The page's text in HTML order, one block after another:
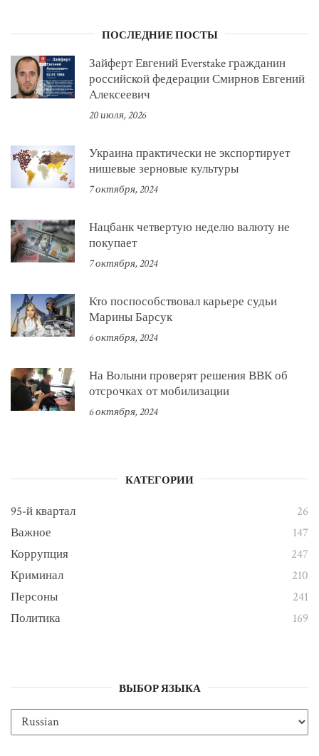
ПОСЛЕДНИЕ ПОСТЫ
Зайферт Евгений Everstake гражданин
российской федерации Смирнов Евгений
Алексеевич
20 июля, 2026
Украина практически не экспортирует
нишевые зерновые культуры
7 октября, 2024
Нацбанк четвертую неделю валюту не
покупает
7 октября, 2024
Кто поспособствовал карьере судьи
Марины Барсук
6 октября, 2024
На Волыни проверят решения ВВК об
отсрочках от мобилизации
6 октября, 2024
КАТЕГОРИИ
95-й квартал
26
Важное
147
Коррупция
247
Криминал
210
Персоны
241
Политика
169
ВЫБОР ЯЗЫКА